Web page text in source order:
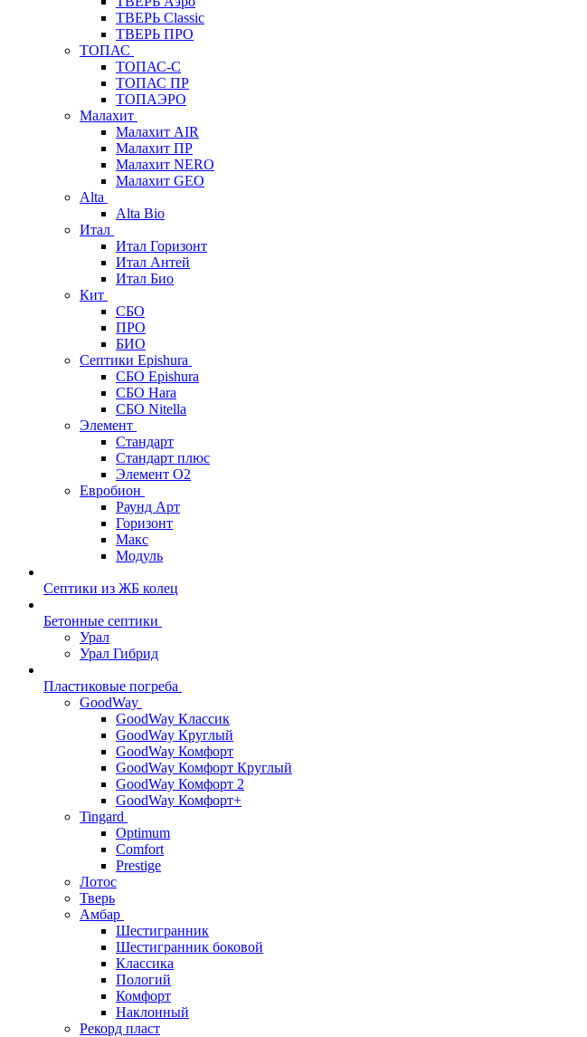
ТВЕРЬ Classic
ТВЕРЬ ПРО
ТОПАС
ТОПАС-С
ТОПАС ПР
ТОПАЭРО
Малахит
Малахит AIR
Малахит ПР
Малахит NERO
Малахит GEO
Alta
Alta Bio
Итал
Итал Горизонт
Итал Антей
Итал Био
Кит
СБО
ПРО
БИО
Септики Epishura
СБО Epishura
СБО Hara
СБО Nitella
Элемент
Стандарт
Стандарт плюс
Элемент О2
Евробион
Раунд Арт
Горизонт
Макс
Модуль
Септики из ЖБ колец
Бетонные септики
Урал
Урал Гибрид
Пластиковые погреба
GoodWay
GoodWay Классик
GoodWay Круглый
GoodWay Комфорт
GoodWay Комфорт Круглый
GoodWay Комфорт 2
GoodWay Комфорт+
Tingard
Optimum
Comfort
Prestige
Лотос
Тверь
Амбар
Шестигранник
Шестигранник боковой
Классика
Пологий
Комфорт
Наклонный
Рекорд пласт